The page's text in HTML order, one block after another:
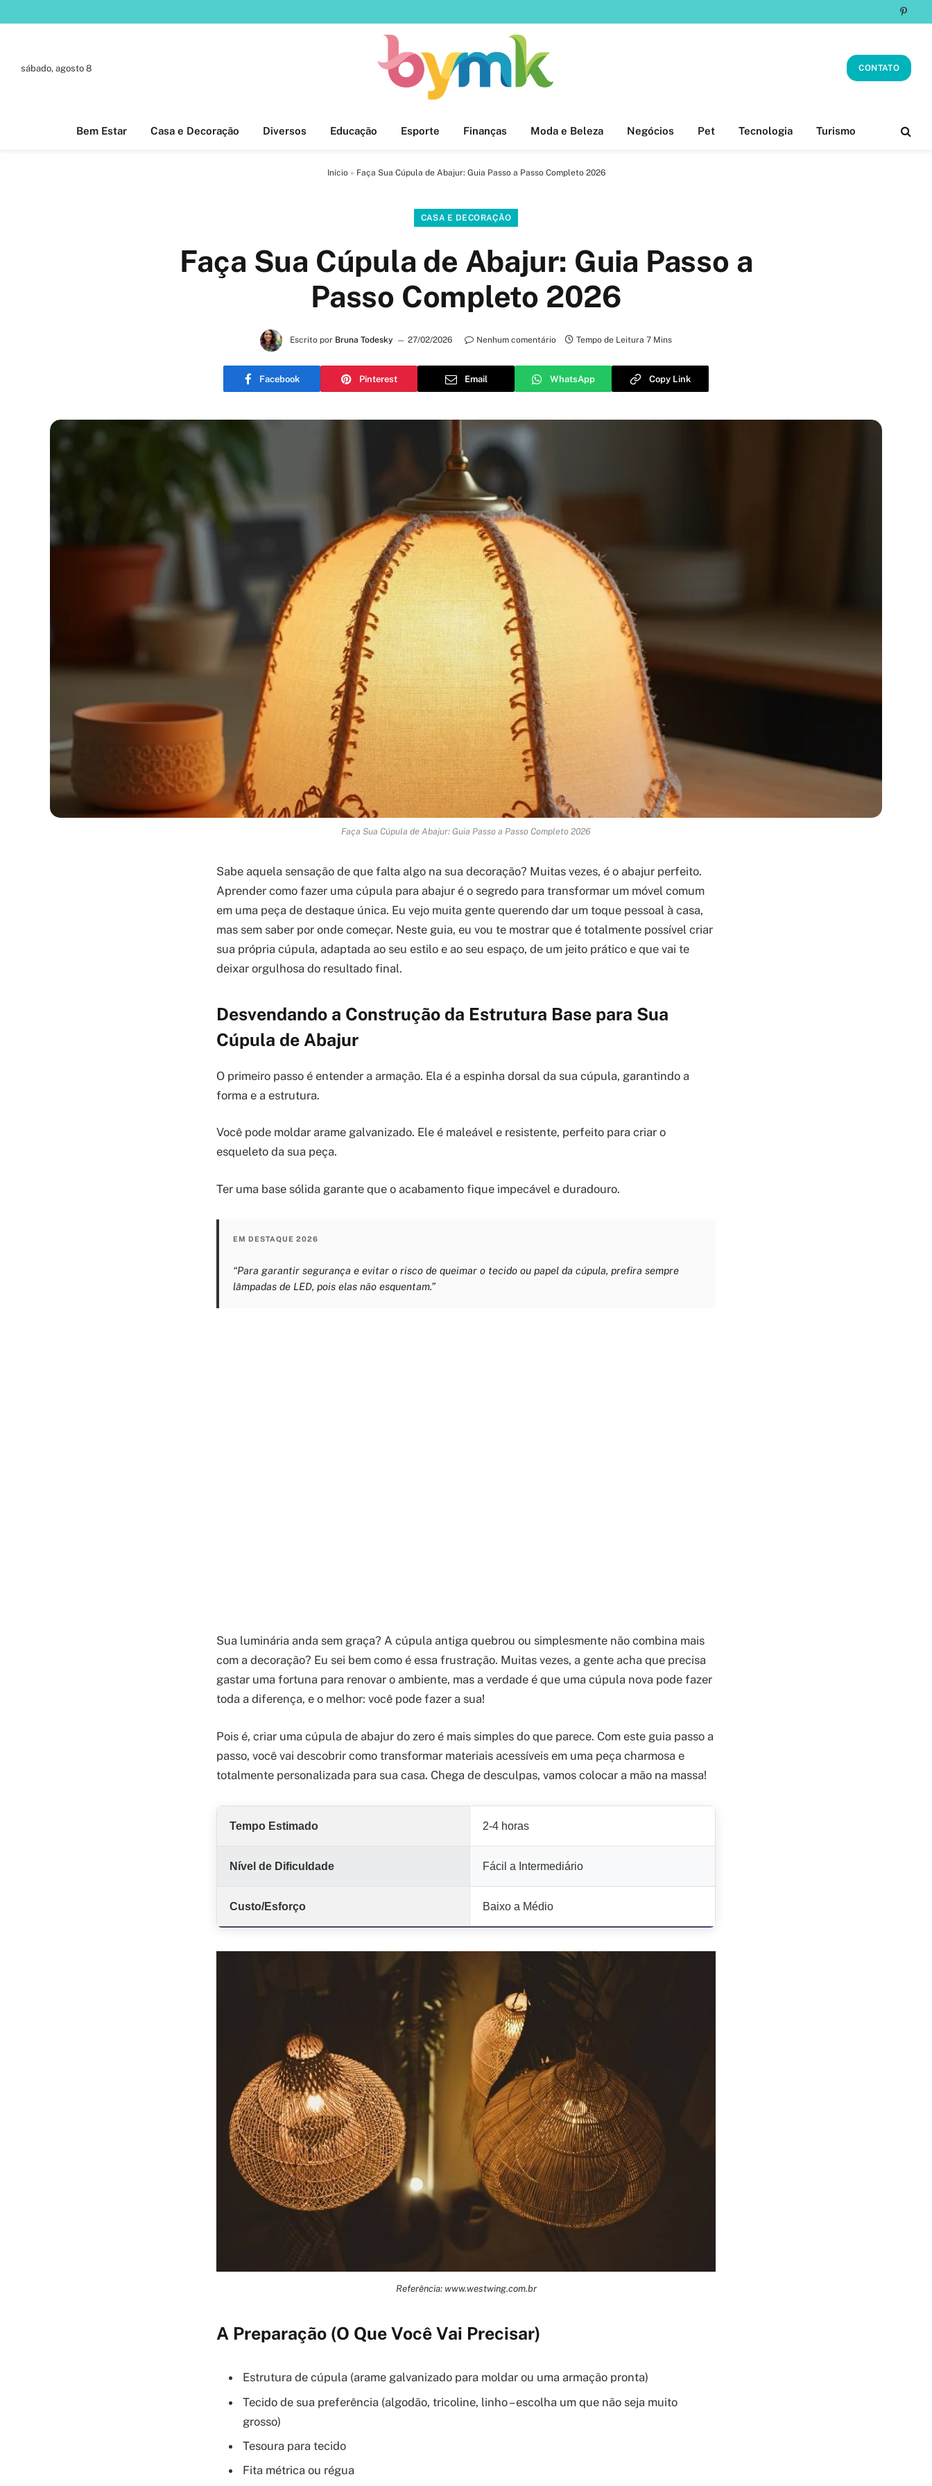
sábado, agosto 8 CONTATO
Bem Estar Casa e Decoração Diversos Educação Esporte Finanças Moda e Beleza Negócios Pet Tecnologia Turismo
Início» Faça Sua Cúpula de Abajur: Guia Passo a Passo Completo 2026
CASA E DECORAÇÃO
Faça Sua Cúpula de Abajur: Guia Passo a
Passo Completo 2026
Escrito por Bruna Todesky 27/02/2026 Nenhum comentário Tempo de Leitura 7 Mins
Facebook Pinterest Email WhatsApp Copy Link
Faça Sua Cúpula de Abajur: Guia Passo a Passo Completo 2026
Sabe aquela sensação de que falta algo na sua decoração? Muitas vezes, é o abajur perfeito.
Aprender como fazer uma cúpula para abajur é o segredo para transformar um móvel comum
em uma peça de destaque única. Eu vejo muita gente querendo dar um toque pessoal à casa,
mas sem saber por onde começar. Neste guia, eu vou te mostrar que é totalmente possível criar
sua própria cúpula, adaptada ao seu estilo e ao seu espaço, de um jeito prático e que vai te
deixar orgulhosa do resultado final.
Desvendando a Construção da Estrutura Base para Sua
Cúpula de Abajur
O primeiro passo é entender a armação. Ela é a espinha dorsal da sua cúpula, garantindo a
forma e a estrutura.
Você pode moldar arame galvanizado. Ele é maleável e resistente, perfeito para criar o
esqueleto da sua peça.
Ter uma base sólida garante que o acabamento fique impecável e duradouro.
EM DESTAQUE 2026
“Para garantir segurança e evitar o risco de queimar o tecido ou papel da cúpula, prefira sempre
lâmpadas de LED, pois elas não esquentam.”
Sua luminária anda sem graça? A cúpula antiga quebrou ou simplesmente não combina mais
com a decoração? Eu sei bem como é essa frustração. Muitas vezes, a gente acha que precisa
gastar uma fortuna para renovar o ambiente, mas a verdade é que uma cúpula nova pode fazer
toda a diferença, e o melhor: você pode fazer a sua!
Pois é, criar uma cúpula de abajur do zero é mais simples do que parece. Com este guia passo a
passo, você vai descobrir como transformar materiais acessíveis em uma peça charmosa e
totalmente personalizada para sua casa. Chega de desculpas, vamos colocar a mão na massa!
Tempo Estimado 2-4 horas
Nível de Dificuldade Fácil a Intermediário
Custo/Esforço Baixo a Médio
Referência: www.westwing.com.br
A Preparação (O Que Você Vai Precisar)
Estrutura de cúpula (arame galvanizado para moldar ou uma armação pronta)
Tecido de sua preferência (algodão, tricoline, linho – escolha um que não seja muito
grosso)
Tesoura para tecido
Fita métrica ou régua